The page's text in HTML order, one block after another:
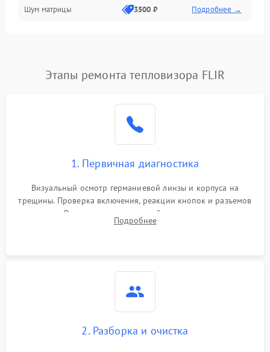
Проблемы питания
Сбои коммуникаций и интерфейсов
Экран (дисплей)
Шум матрицы 3500 ₽ Подробнее →
Этапы ремонта тепловизора FLIR
1. Первичная диагностика
Визуальный осмотр германиевой линзы и корпуса на
трещины. Проверка включения, реакции кнопок и разъемов
зарядки. Оценка вывода тепловой сигнатуры на экран,
проверка базовых функций и считывание системных
Подробнее
2. Разборка и очистка